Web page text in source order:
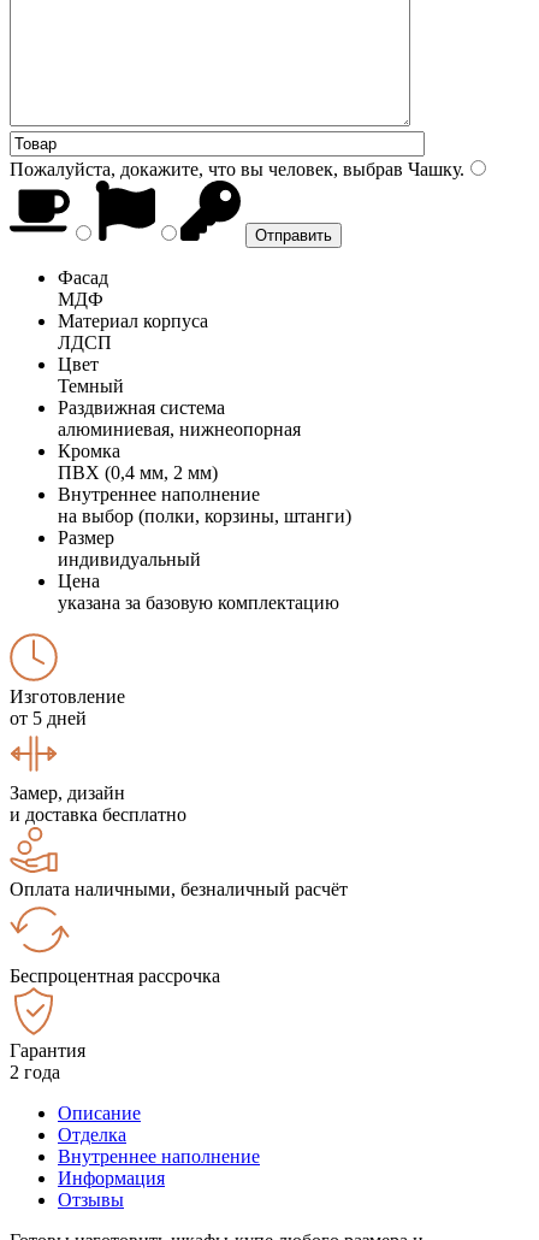
Пожалуйста, докажите, что вы человек, выбрав Чашку.
Фасад
МДФ
Материал корпуса
ЛДСП
Цвет
Темный
Раздвижная система
алюминиевая, нижнеопорная
Кромка
ПВХ (0,4 мм, 2 мм)
Внутреннее наполнение
на выбор (полки, корзины, штанги)
Размер
индивидуальный
Цена
указана за базовую комплектацию
Изготовление
от 5 дней
Замер, дизайн
и доставка бесплатно
Оплата наличными, безналичный расчёт
Беспроцентная рассрочка
Гарантия
2 года
Описание
Отделка
Внутреннее наполнение
Информация
Отзывы